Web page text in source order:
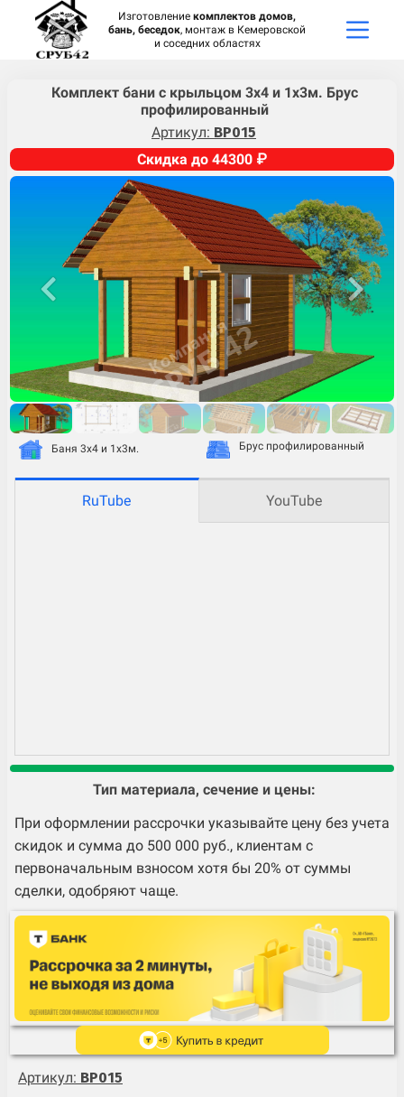
Изготовление комплектов домов,
бань, беседок, монтаж в Кемеровской
и соседних областях
Комплект бани с крыльцом 3х4 и 1х3м. Брус
профилированный
Артикул: BP015
Скидка до 44300 ₽
Баня 3х4 и 1х3м. Брус профилированный
RuTube YouTube
Тип материала, сечение и цены:
При оформлении рассрочки указывайте цену без учета
скидок и сумма до 500 000 руб., клиентам с
первоначальным взносом хотя бы 20% от суммы
сделки, одобряют чаще.
Артикул: BP015